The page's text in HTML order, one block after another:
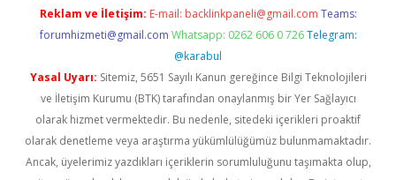
Reklam ve İletişim: E-mail: backlinkpaneli@gmail.com Teams:
forumhizmeti@gmail.com Whatsapp: 0262 606 0 726 Telegram:
@karabul
Yasal Uyarı: Sitemiz, 5651 Sayılı Kanun gereğince Bilgi Teknolojileri
ve İletişim Kurumu (BTK) tarafından onaylanmış bir Yer Sağlayıcı
olarak hizmet vermektedir. Bu nedenle, sitedeki içerikleri proaktif
olarak denetleme veya araştırma yükümlülüğümüz bulunmamaktadır.
Ancak, üyelerimiz yazdıkları içeriklerin sorumluluğunu taşımakta olup,